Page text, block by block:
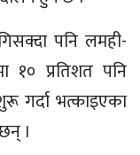
पनि लमही-
१० प्रतिशत पनि
गर्दा भत्काइएका
।